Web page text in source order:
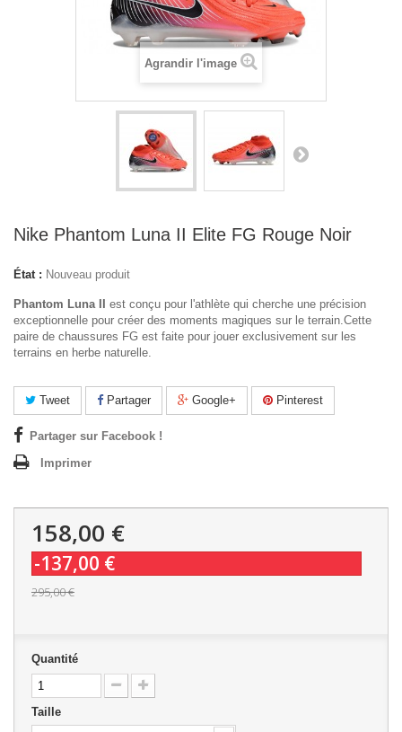
Agrandir l'image
Nike Phantom Luna II Elite FG Rouge Noir
État : Nouveau produit
Phantom Luna II
est conçu pour l'athlète qui cherche une précision
exceptionnelle pour créer des moments magiques sur le terrain.Cette
paire de chaussures FG est faite pour jouer exclusivement sur les
terrains en herbe naturelle.
Tweet Partager Google+ Pinterest
Partager sur Facebook !
Imprimer
158,00 €
-137,00 €
295,00 €
Quantité
Taille